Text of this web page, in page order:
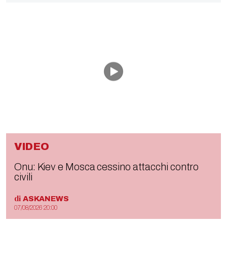
VIDEO
Onu: Kiev e Mosca cessino attacchi contro
civili
di ASKANEWS
07/08/2026 20:00